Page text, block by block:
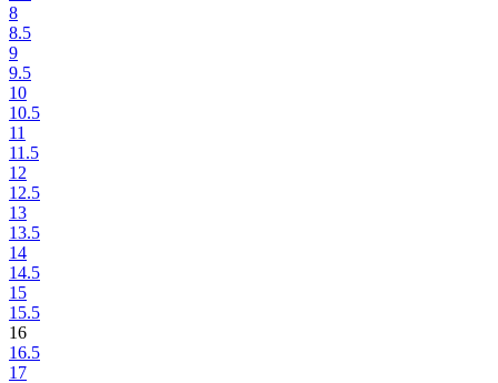
8
8.5
9
9.5
10
10.5
11
11.5
12
12.5
13
13.5
14
14.5
15
15.5
16
16.5
17